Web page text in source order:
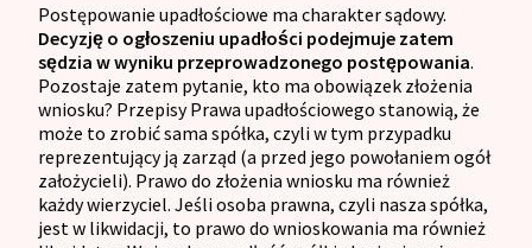
Postępowanie upadłościowe ma charakter sądowy.
Decyzję o ogłoszeniu upadłości podejmuje zatem
sędzia w wyniku przeprowadzonego postępowania.
Pozostaje zatem pytanie, kto ma obowiązek złożenia
wniosku? Przepisy Prawa upadłościowego stanowią, że
może to zrobić sama spółka, czyli w tym przypadku
reprezentujący ją zarząd (a przed jego powołaniem ogół
założycieli). Prawo do złożenia wniosku ma również
każdy wierzyciel. Jeśli osoba prawna, czyli nasza spółka,
jest w likwidacji, to prawo do wnioskowania ma również